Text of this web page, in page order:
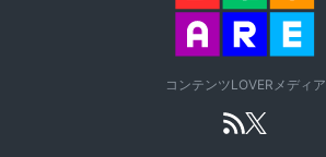
コンテンツLOVERメディア